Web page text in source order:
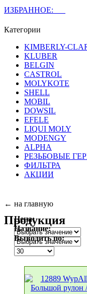
ИЗБРАННОЕ:
Категории
KIMBERLY-
KLUBER
BELGIN
CASTROL
MOLYKOTE
SHELL
MOBIL
DOWSIL
EFELE
LIQUI MOLY
MODENGY
ALPHA
РЕЗЬБОВЫЕ
ФИЛЬТРА
АКЦИИ
← на главную
Продукция
Цена:
Название:
Выводить пo: